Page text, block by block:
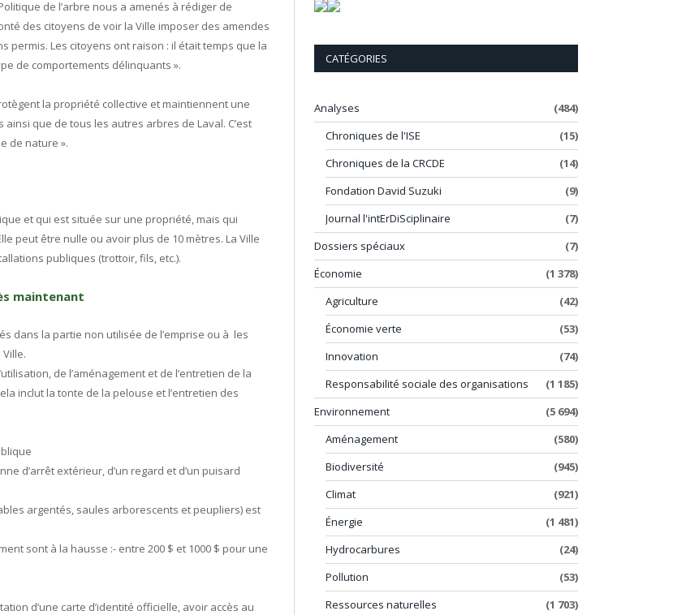
de l’arbre nous a amenés à rédiger de
des citoyens de voir la Ville imposer des amendes
Les citoyens ont raison : il était temps que la
de comportements délinquants ».
la propriété collective et maintiennent une
que de tous les autres arbres de Laval. C’est
de nature ».
et qui est située sur une propriété, mais qui
peut être nulle ou avoir plus de 10 mètres. La Ville
publiques (trottoir, fils, etc.).
maintenant
dans la partie non utilisée de l’emprise ou à les
de l’aménagement et de l’entretien de la
inclut la tonte de la pelouse et l’entretien des
d’arrêt extérieur, d’un regard et d’un puisard
argentés, saules arborescents et peupliers) est
sont à la hausse :- entre 200 $ et 1000 $ pour une
d’une carte d’identité officielle, avoir accès au
CATÉGORIES
Analyses
(484)
Chroniques de l'ISE
(15)
Chroniques de la CRCDE
(14)
Fondation David Suzuki
(9)
Journal l'intErDiSciplinaire
(7)
Dossiers spéciaux
(7)
Économie
(1 378)
Agriculture
(42)
Économie verte
(53)
Innovation
(74)
Responsabilité sociale des organisations
(1 185)
Environnement
(5 694)
Aménagement
(580)
Biodiversité
(945)
Climat
(921)
Énergie
(1 481)
Hydrocarbures
(24)
Pollution
(53)
Ressources naturelles
(1 703)